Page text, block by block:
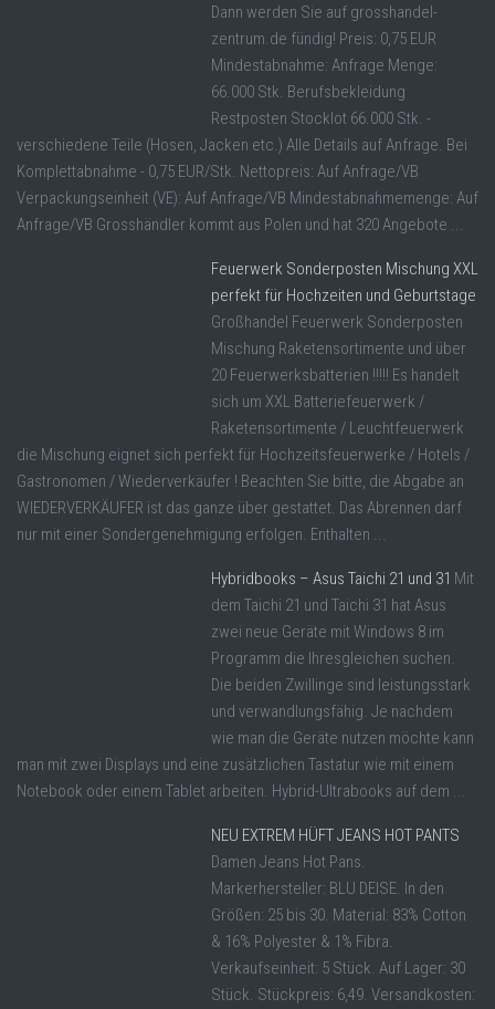
Dann werden Sie auf grosshandel-
zentrum.de fündig! Preis: 0,75 EUR
Mindestabnahme: Anfrage Menge:
66.000 Stk. Berufsbekleidung
Restposten Stocklot 66.000 Stk. -
verschiedene Teile (Hosen, Jacken etc.) Alle Details auf Anfrage. Bei
Komplettabnahme - 0,75 EUR/Stk. Nettopreis: Auf Anfrage/VB
Verpackungseinheit (VE): Auf Anfrage/VB Mindestabnahmemenge: Auf
Anfrage/VB Grosshändler kommt aus Polen und hat 320 Angebote ...
Feuerwerk Sonderposten Mischung XXL
perfekt für Hochzeiten und Geburtstage
Großhandel Feuerwerk Sonderposten
Mischung Raketensortimente und über
20 Feuerwerksbatterien !!!!! Es handelt
sich um XXL Batteriefeuerwerk /
Raketensortimente / Leuchtfeuerwerk
die Mischung eignet sich perfekt für Hochzeitsfeuerwerke / Hotels /
Gastronomen / Wiederverkäufer ! Beachten Sie bitte, die Abgabe an
WIEDERVERKÄUFER ist das ganze über gestattet. Das Abrennen darf
nur mit einer Sondergenehmigung erfolgen. Enthalten ...
Hybridbooks – Asus Taichi 21 und 31 Mit
dem Taichi 21 und Taichi 31 hat Asus
zwei neue Geräte mit Windows 8 im
Programm die Ihresgleichen suchen.
Die beiden Zwillinge sind leistungsstark
und verwandlungsfähig. Je nachdem
wie man die Geräte nutzen möchte kann
man mit zwei Displays und eine zusätzlichen Tastatur wie mit einem
Notebook oder einem Tablet arbeiten. Hybrid-Ultrabooks auf dem ...
NEU EXTREM HÜFT JEANS HOT PANTS
Damen Jeans Hot Pans.
Markerhersteller: BLU DEISE. In den
Größen: 25 bis 30. Material: 83% Cotton
& 16% Polyester & 1% Fibra.
Verkaufseinheit: 5 Stück. Auf Lager: 30
Stück. Stückpreis: 6,49. Versandkosten: